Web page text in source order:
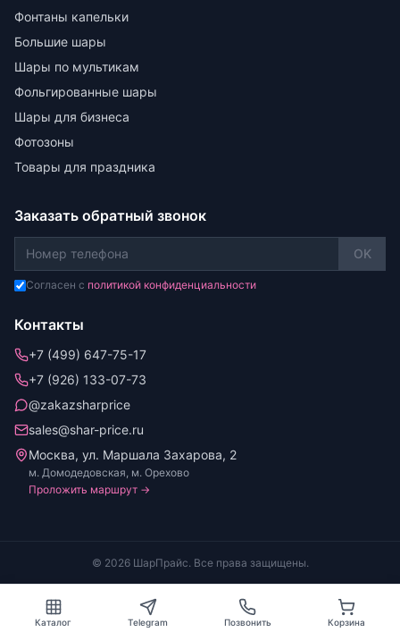
Фонтаны капельки
Большие шары
Шары по мультикам
Фольгированные шары
Шары для бизнеса
Фотозоны
Товары для праздника
Заказать обратный звонок
OK
Согласен с политикой конфиденциальности
Контакты
+7 (499) 647-75-17
+7 (926) 133-07-73
@zakazsharprice
sales@shar-price.ru
Москва, ул. Маршала Захарова, 2
м. Домодедовская, м. Орехово
Проложить маршрут →
© 2026 ШарПрайс. Все права защищены.
Каталог Telegram Позвонить Корзина